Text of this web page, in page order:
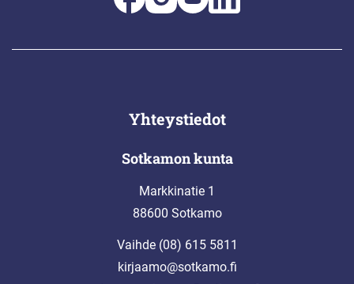
Yhteystiedot
Sotkamon kunta
Markkinatie 1
88600 Sotkamo
Vaihde (08) 615 5811
kirjaamo@sotkamo.fi